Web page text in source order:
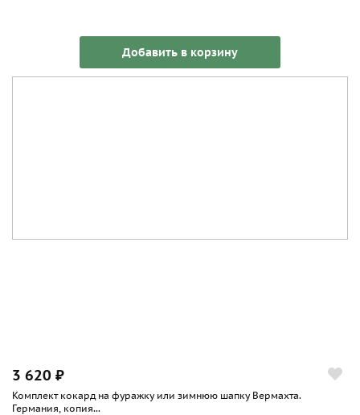
Добавить в корзину
3 620 ₽
Комплект кокард на фуражку или зимнюю шапку Вермахта.
Германия, копия...